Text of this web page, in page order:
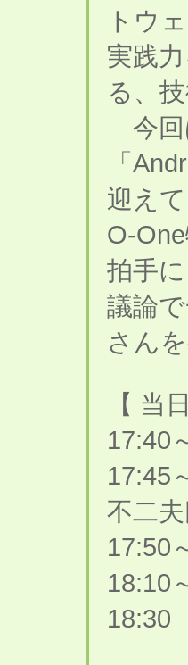
トウ
実践
る、
今回
「
迎え
O-
拍手
議論
さん
【 当
17:40
17:45
不二夫
17:50
18:10
18:30